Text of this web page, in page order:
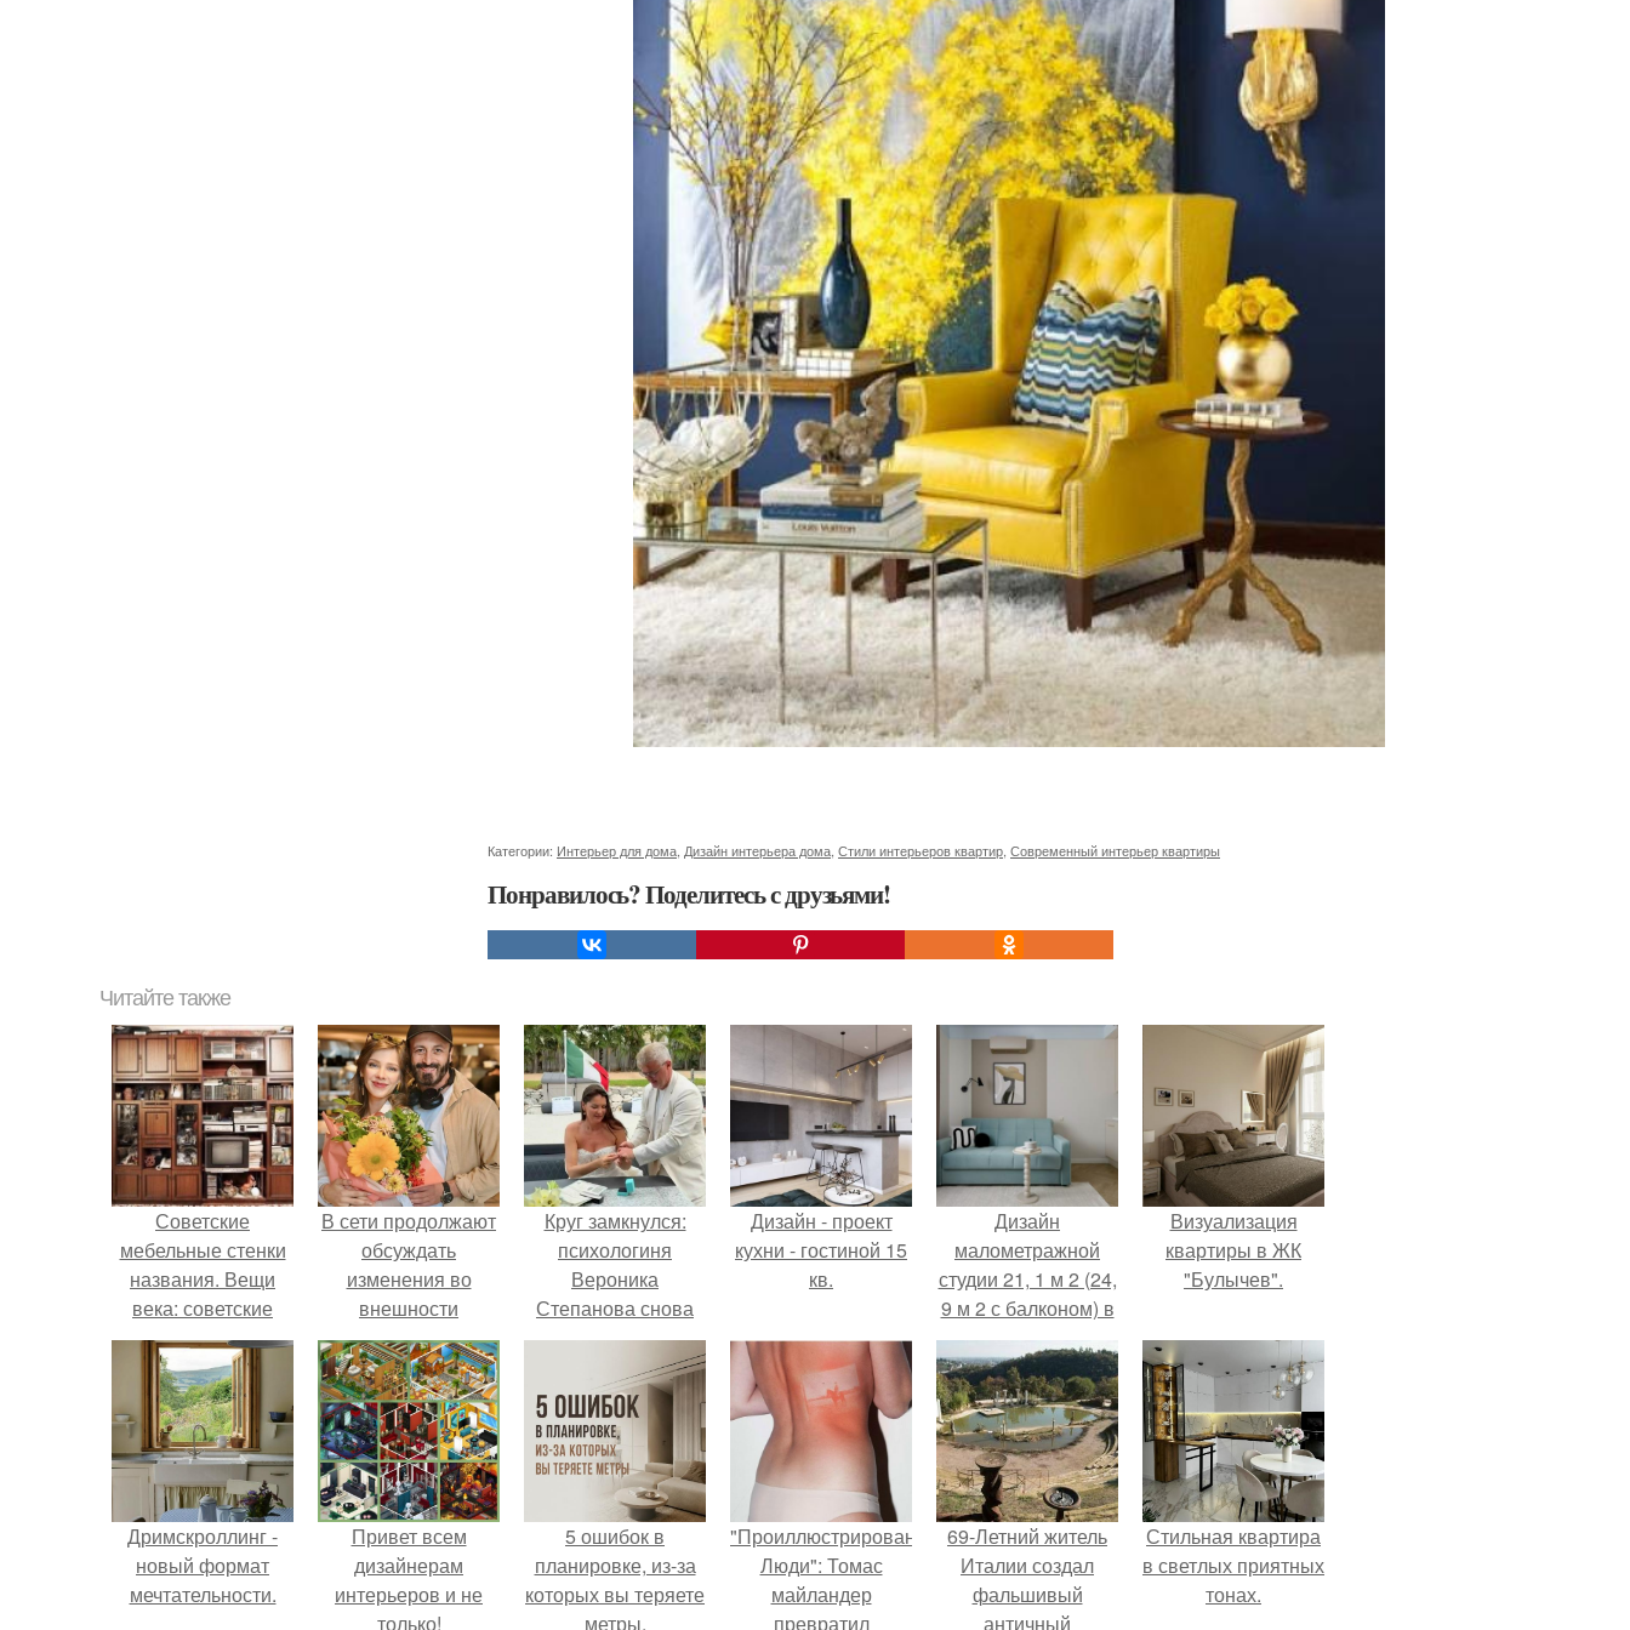
Категории: Интерьер для дома Дизайн интерьера дома Стили интерьеров квартир Современный интерьер квартиры
Понравилось? Поделитесь с друзьями!
Читайте также
Советские
мебельные стенки
названия. Вещи
века: советские
стенки 80-х.
В сети продолжают
обсуждать
изменения во
внешности
актрисы.
Круг замкнулся:
психологиня
Вероника
Степанова снова
вышла замуж за
собственного
бывшего мужа.
Дизайн - проект
кухни - гостиной 15
кв.
Дизайн
малометражной
студии 21, 1 м 2 (24,
9 м 2 с балконом) в
Краснодаре.
Визуализация
квартиры в ЖК
"Булычев".
Дримскроллинг -
новый формат
мечтательности.
Привет всем
дизайнерам
интерьеров и не
только!
5 ошибок в
планировке, из-за
которых вы теряете
метры.
"Проиллюстрированные
Люди": Томас
майландер
превратил
69-Летний житель
Италии создал
фальшивый
античный
Стильная квартира
в светлых приятных
тонах.